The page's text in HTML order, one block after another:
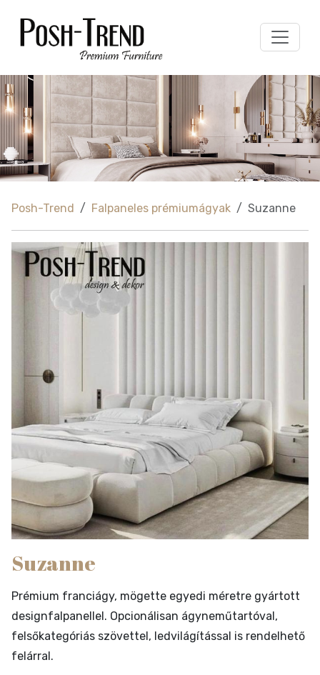
Posh-Trend Falpaneles prémiumágyak Suzanne
Suzanne
Prémium franciágy, mögette egyedi méretre gyártott
designfalpanellel. Opcionálisan ágyneműtartóval,
felsőkategóriás szövettel, ledvilágítással is rendelhető
felárral.